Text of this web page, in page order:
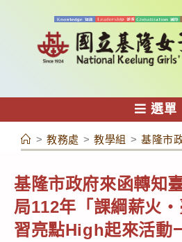
容
選單
> 教務處 > 教學組 > 基隆市
基隆市政府來函轉知
局112年「課綱薪火
習亮點High起來活動